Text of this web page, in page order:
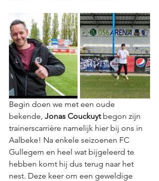
Begin doen we met een oude
bekende, Jonas Couckuyt begon zijn
trainerscarrière namelijk hier bij ons in
Aalbeke! Na enkele seizoenen FC
Gullegem en heel wat bijgeleerd te
hebben komt hij dus terug naar het
nest. Deze keer om een geweldige